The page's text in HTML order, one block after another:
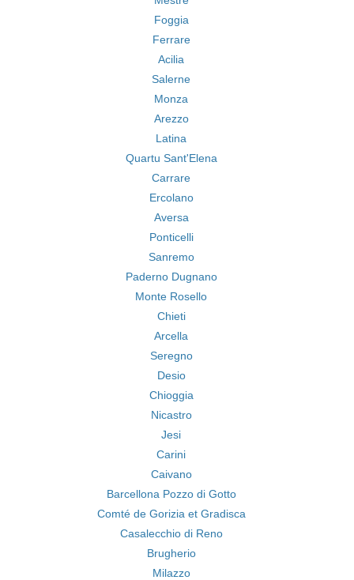
Foggia
Ferrare
Acilia
Salerne
Monza
Arezzo
Latina
Quartu Sant'Elena
Carrare
Ercolano
Aversa
Ponticelli
Sanremo
Paderno Dugnano
Monte Rosello
Chieti
Arcella
Seregno
Desio
Chioggia
Nicastro
Jesi
Carini
Caivano
Barcellona Pozzo di Gotto
Comté de Gorizia et Gradisca
Casalecchio di Reno
Brugherio
Milazzo